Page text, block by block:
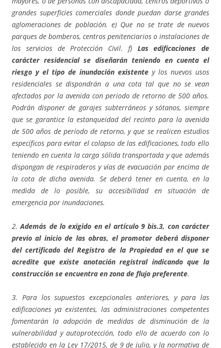
grandes superficies comerciales donde puedan darse grandes
aglomeraciones de población. e) Que no se trate de nuevos
parques de bomberos, centros penitenciarios o instalaciones de
los servicios de Protección Civil. f) Las edificaciones de
carácter residencial se diseñarán teniendo en cuenta el
riesgo y el tipo de inundación existente y los nuevos usos
residenciales se dispondrán a una cota tal que no se vean
afectados por la avenida con periodo de retorno de 500 años.
Podrán disponer de garajes subterráneos y sótanos, siempre
que se garantice la estanqueidad del recinto para la avenida
de 500 años de período de retorno, y que se realicen estudios
específicos para evitar el colapso de las edificaciones, todo ello
teniendo en cuenta la carga sólida transportada y que además
dispongan de respiraderos y vías de evacuación por encima de
la cota de dicha avenida. Se deberá tener en cuenta, en la
medida de lo posible, su accesibilidad en situación de
emergencia por inundaciones.
2.Además de lo exigido en el artículo 9 bis.3, con carácter
previo al inicio de las obras, el promotor deberá disponer
del certificado del Registro de la Propiedad en el que se
acredite que existe anotación registral indicando que la
construcción se encuentra en zona de flujo preferente.
3. Para los supuestos excepcionales anteriores, y para las
edificaciones ya existentes, las administraciones competentes
fomentarán la adopción de medidas de disminución de la
vulnerabilidad y autoprotección, todo ello de acuerdo con lo
establecido en la Ley 17/2015, de 9 de julio, y la normativa de